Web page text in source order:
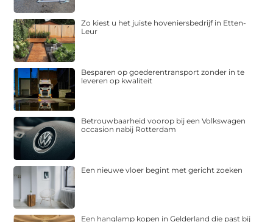
Zo kiest u het juiste hoveniersbedrijf in Etten-
Leur
Besparen op goederentransport zonder in te
leveren op kwaliteit
Betrouwbaarheid voorop bij een Volkswagen
occasion nabij Rotterdam
Een nieuwe vloer begint met gericht zoeken
Een hanglamp kopen in Gelderland die past bij